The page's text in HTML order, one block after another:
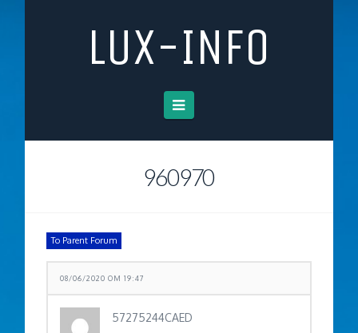
LUX-INFO
Navigation
960970
To Parent Forum
08/06/2020 OM 19:47
57275244CAED